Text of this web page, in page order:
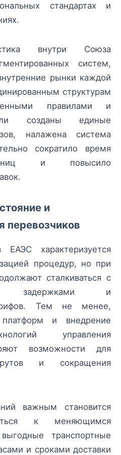
стандартах и
внутри Союза
систем,
рынки каждой
структурам
правилами и
созданы единые
налажена система
сократило время
и повысило
и
перевозчиков
характеризуется
процедур, но при
сталкиваться с
задержками и
Тем не менее,
и внедрение
управления
возможности для
и сокращения
важным становится
к меняющимся
транспортные
и сроками доставки